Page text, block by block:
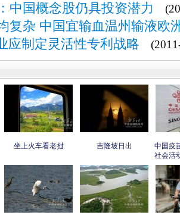
中国概念股仍具投资潜力
复杂 中国宜输血温州输液欧
应制定灵活性专利战略
坐上火车看老挝 吉隆坡日出
中国疫
社会活